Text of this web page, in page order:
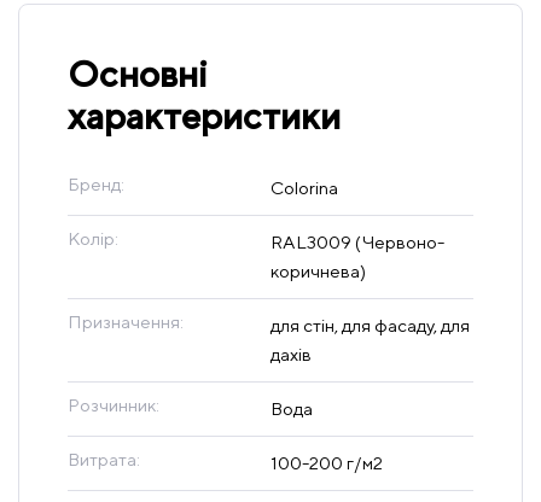
Основні
характеристики
Бренд: Colorina
Колір:
RAL3009 (Червоно-
коричнева)
Призначення:
для стін, для фасаду, для
дахів
Розчинник: Вода
Витрата: 100-200 г/м2